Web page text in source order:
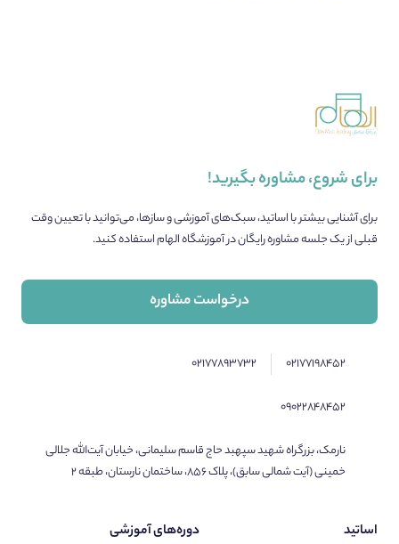
برای شروع، مشاوره بگیرید!
برای آشنایی بیشتر با اساتید، سبک‌های آموزشی و سازها، می‌توانید با تعیین وقت
قبلی از یک جلسه مشاوره رایگان در آموزشگاه الهام استفاده کنید.
درخواست مشاوره
۰۲۱۷۷۱۹۸۴۵۲ ۰۲۱۷۷۸۹۳۷۳۲
۰۹۰۲۲۸۴۸۴۵۲
نارمک، بزرگراه شهید سپهبد حاج قاسم سلیمانی، خیابان آیت‌الله جلالی
خمینی (آیت شمالی سابق)، پلاک ۸۵۶، ساختمان نارستان، طبقه ۲
اساتید دوره‌های آموزشی